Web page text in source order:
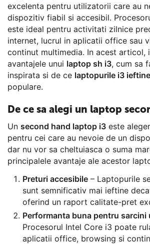
excelenta pentru utilizatorii care au
dispozitiv fiabil si accesibil.
este ideal pentru activitati zilnice
internet, lucrul in aplicatii office sau
continut multimedia. In acest articol,
avantajele unui laptop sh i3, cum sa
inspirata si de ce laptopurile i3 ieftine
populare.
De ce sa alegi un laptop
Un second hand laptop i3 este
pentru cei care au nevoie de un
dar nu vor sa cheltuiasca o suma
principalele avantaje ale acestor
Preturi accesibile – Laptopurile
sunt semnificativ mai ieftine
oferind un raport calitate-pret
Performanta buna pentru sarcini
Procesorul Intel Core i3 poate
aplicatii office, browsing si